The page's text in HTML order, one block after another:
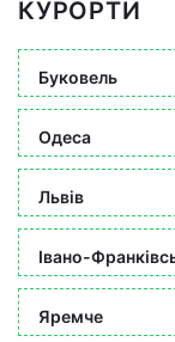
КУРОРТИ
Буковель
Одеса
Львів
Івано-
Яремче